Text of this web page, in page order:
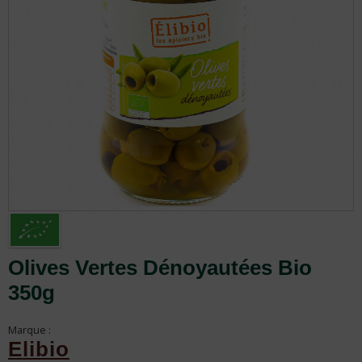
Olives Vertes Dénoyautées Bio
350g
Marque :
Elibio